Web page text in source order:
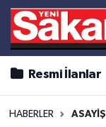
Resmi İlanlar
HABERLER ASAYİŞ